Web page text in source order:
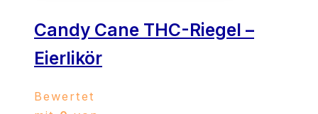
Candy Cane THC-Riegel –
Eierlikör
Bewertet